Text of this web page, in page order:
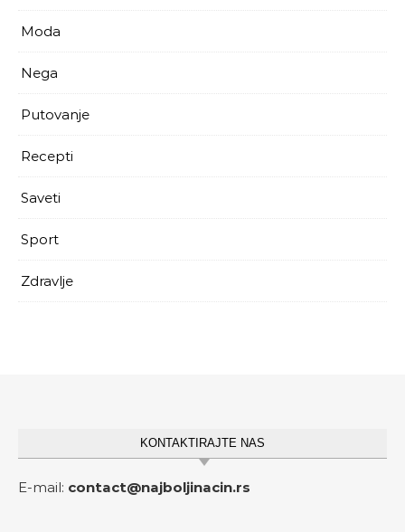
Moda
Nega
Putovanje
Recepti
Saveti
Sport
Zdravlje
KONTAKTIRAJTE NAS
E-mail: contact@najboljinacin.rs